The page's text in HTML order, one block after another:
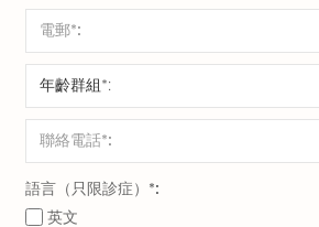
進食前和如廁後一定要洗手
避免進食半熟的海產食物
只飲用經煮沸的水或由信
成的樽裝飲品
避免飲用加入冰塊的飲料
不要吃已去皮的生果和未經
致的傳染病。
如廁後。
飲用自來水應先經過煮沸
水果及蔬菜沙律在進食前應
語言（只限診症）*:
英文